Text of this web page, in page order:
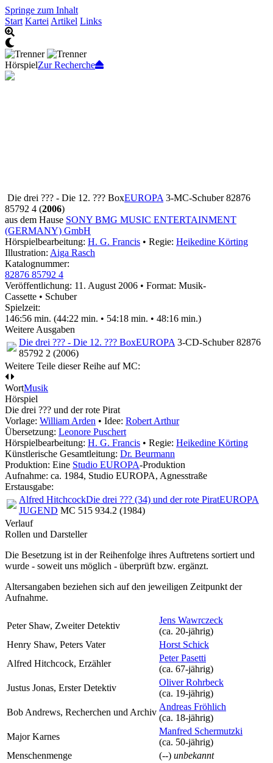
Springe zum Inhalt
Start Kartei Artikel Links
HörspielZur Recherche
Die drei ??? - Die 12. ??? BoxEUROPA 3-MC-Schuber 82876
85792 4 (2006)
aus dem Hause SONY BMG MUSIC ENTERTAINMENT
(GERMANY) GmbH
Hörspielbearbeitung: H. G. Francis • Regie: Heikedine Körting
Illustration: Aiga Rasch
Katalognummer:
82876 85792 4
Veröffentlichung: 11. August 2006 • Format: Musik-
Cassette • Schuber
Spielzeit:
146:56 min. (44:22 min. • 54:18 min. • 48:16 min.)
Weitere Ausgaben
Die drei ??? - Die 12. ??? BoxEUROPA 3-CD-Schuber 82876
85792 2 (2006)
Weitere Teile dieser Reihe auf MC:
WortMusik
Hörspiel
Die drei ??? und der rote Pirat
Vorlage: William Arden • Idee: Robert Arthur
Übersetzung: Leonore Puschert
Hörspielbearbeitung: H. G. Francis • Regie: Heikedine Körting
Künstlerische Gesamtleitung: Dr. Beurmann
Produktion: Eine Studio EUROPA-Produktion
Aufnahme: ca. 1984, Studio EUROPA, Agnesstraße
Erstausgabe:
Alfred HitchcockDie drei ??? (34) und der rote PiratEUROPA
JUGEND MC 515 934.2 (1984)
Verlauf
Rollen und Darsteller
Die Besetzung ist in derReihenfolge ihres Auftretens sortiert und
wurde - soweit uns möglich - überprüft bzw. ergänzt.
Altersangaben beziehen sich auf den jeweiligen Zeitpunkt der
Aufnahme.
Peter Shaw, Zweiter Detektiv
Jens Wawrczeck
(ca. 20‑jährig)
Henry Shaw, Peters Vater
Horst Schick
Alfred Hitchcock, Erzähler
Peter Pasetti
(ca. 67‑jährig)
Justus Jonas, Erster Detektiv
Oliver Rohrbeck
(ca. 19‑jährig)
Bob Andrews, Recherchen und Archiv
Andreas Fröhlich
(ca. 18‑jährig)
Major Karnes
Manfred Schermutzki
(ca. 50‑jährig)
Menschenmenge
(--) unbekannt